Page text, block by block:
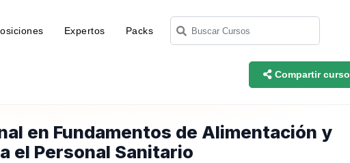
Expertos Packs
Compartir curso
en Fundamentos de Alimentación y
el Personal Sanitario